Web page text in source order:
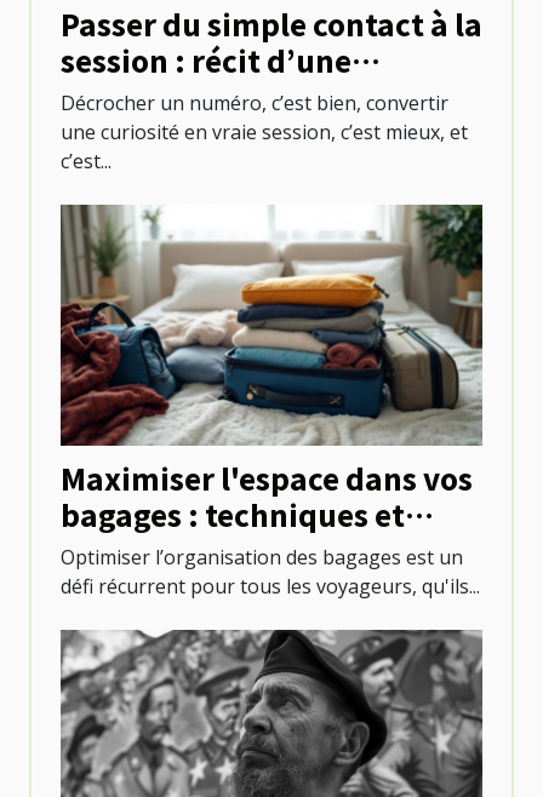
Passer du simple contact à la
session : récit d’une
première réservation réussie
Décrocher un numéro, c’est bien, convertir
une curiosité en vraie session, c’est mieux, et
c’est...
Maximiser l'espace dans vos
bagages : techniques et
astuces
Optimiser l’organisation des bagages est un
défi récurrent pour tous les voyageurs, qu'ils...